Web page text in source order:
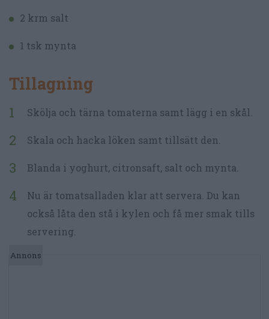
2 krm salt
1 tsk mynta
Tillagning
Skölja och tärna tomaterna samt lägg i en skål.
Skala och hacka löken samt tillsätt den.
Blanda i yoghurt, citronsaft, salt och mynta.
Nu är tomatsalladen klar att servera. Du kan
också låta den stå i kylen och få mer smak tills
servering.